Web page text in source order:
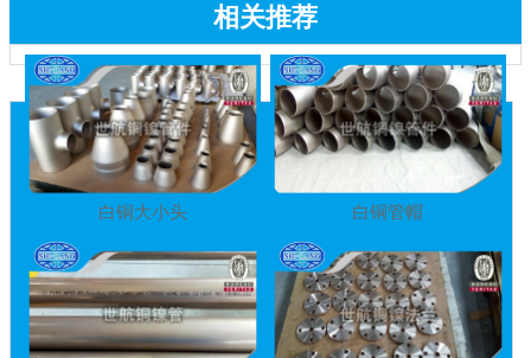
相关推荐
白铜大小头 白铜管帽